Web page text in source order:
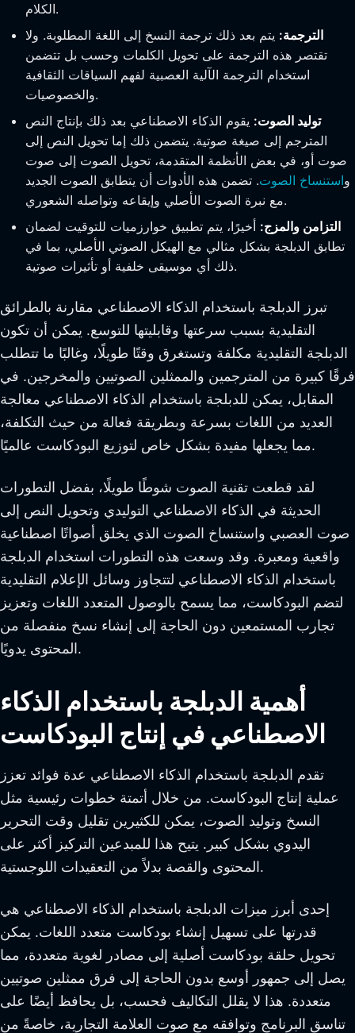
الكلام.
الترجمة: يتم بعد ذلك ترجمة النسخ إلى اللغة المطلوبة. ولا
تقتصر هذه الترجمة على تحويل الكلمات وحسب بل تتضمن
استخدام الترجمة الآلية العصبية لفهم السياقات الثقافية
والخصوصيات.
توليد الصوت: يقوم الذكاء الاصطناعي بعد ذلك بإنتاج النص
المترجم إلى صيغة صوتية. يتضمن ذلك إما تحويل النص إلى
صوت أو، في بعض الأنظمة المتقدمة، تحويل الصوت إلى صوت
واستنساخ الصوت. تضمن هذه الأدوات أن يتطابق الصوت الجديد
مع نبرة الصوت الأصلي وإيقاعه وتواصله الشعوري.
التزامن والمزج: أخيرًا، يتم تطبيق خوارزميات للتوقيت لضمان
تطابق الدبلجة بشكل مثالي مع الهيكل الصوتي الأصلي، بما في
ذلك أي موسيقى خلفية أو تأثيرات صوتية.
تبرز الدبلجة باستخدام الذكاء الاصطناعي مقارنة بالطرائق
التقليدية بسبب سرعتها وقابليتها للتوسع. يمكن أن تكون
الدبلجة التقليدية مكلفة وتستغرق وقتًا طويلًا، وغالبًا ما تتطلب
فرقًا كبيرة من المترجمين والممثلين الصوتيين والمخرجين. في
المقابل، يمكن للدبلجة باستخدام الذكاء الاصطناعي معالجة
العديد من اللغات بسرعة وبطريقة فعالة من حيث التكلفة،
مما يجعلها مفيدة بشكل خاص لتوزيع البودكاست عالميًا.
لقد قطعت تقنية الصوت شوطًا طويلًا، بفضل التطورات
الحديثة في الذكاء الاصطناعي التوليدي وتحويل النص إلى
صوت العصبي واستنساخ الصوت الذي يخلق أصواتًا اصطناعية
واقعية ومعبرة. وقد وسعت هذه التطورات استخدام الدبلجة
باستخدام الذكاء الاصطناعي لتتجاوز وسائل الإعلام التقليدية
لتضم البودكاست، مما يسمح بالوصول المتعدد اللغات وتعزيز
تجارب المستمعين دون الحاجة إلى إنشاء نسخ منفصلة من
المحتوى يدويًا.
أهمية الدبلجة باستخدام الذكاء
الاصطناعي في إنتاج البودكاست
تقدم الدبلجة باستخدام الذكاء الاصطناعي عدة فوائد تعزز
عملية إنتاج البودكاست. من خلال أتمتة خطوات رئيسية مثل
النسخ وتوليد الصوت، يمكن للكثيرين تقليل وقت التحرير
اليدوي بشكل كبير. يتيح هذا للمبدعين التركيز أكثر على
المحتوى والقصة بدلاً من التعقيدات اللوجستية.
إحدى أبرز ميزات الدبلجة باستخدام الذكاء الاصطناعي هي
قدرتها على تسهيل إنشاء بودكاست متعدد اللغات. يمكن
تحويل حلقة بودكاست أصلية إلى مصادر لغوية متعددة، مما
يصل إلى جمهور أوسع بدون الحاجة إلى فرق ممثلين صوتيين
متعددة. هذا لا يقلل التكاليف فحسب، بل يحافظ أيضًا على
تناسق البرنامج وتوافقه مع صوت العلامة التجارية، خاصةً من